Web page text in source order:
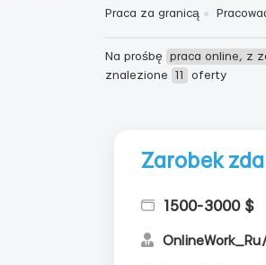
Praca za granicą
Na prośbę praca online, z
znalezione
11 oferty
Zarobek
1500-3000 $